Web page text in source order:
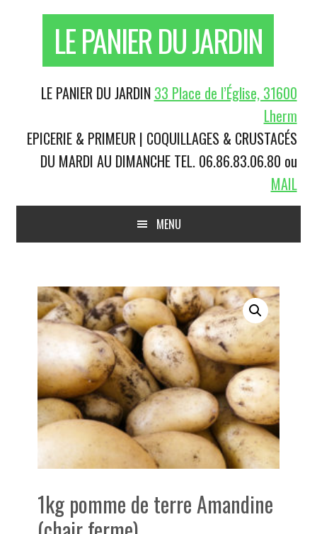
navigation
principale
principale
LE PANIER DU JARDIN
droite
LE PANIER DU JARDIN 33 Place de l’Église, 31600
Lherm
EPICERIE & PRIMEUR | COQUILLAGES & CRUSTACÉS
DU MARDI AU DIMANCHE TEL. 06.86.83.06.80 ou
MAIL
MENU
1kg pomme de terre Amandine